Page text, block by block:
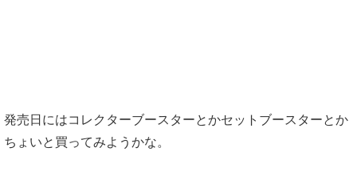
発売日にはコレクターブースターとかセットブースターとか
ちょいと買ってみようかな。